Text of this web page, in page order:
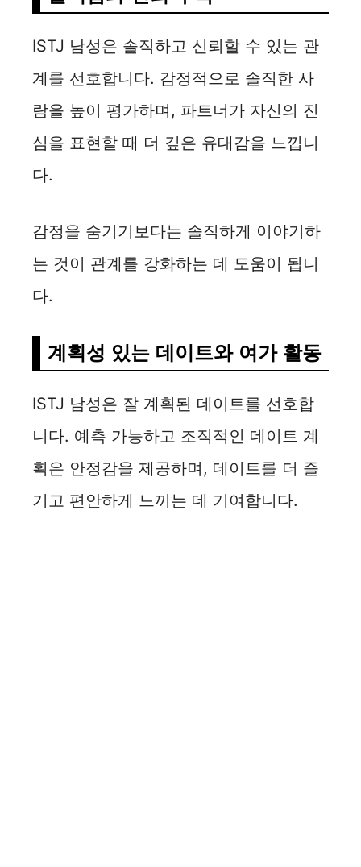
ISTJ 남성은 솔직하고 신뢰할 수 있는 관
계를 선호합니다. 감정적으로 솔직한 사
람을 높이 평가하며, 파트너가 자신의 진
심을 표현할 때 더 깊은 유대감을 느낍니
다.
감정을 숨기기보다는 솔직하게 이야기하
는 것이 관계를 강화하는 데 도움이 됩니
다.
계획성 있는 데이트와 여가 활동
ISTJ 남성은 잘 계획된 데이트를 선호합
니다. 예측 가능하고 조직적인 데이트 계
획은 안정감을 제공하며, 데이트를 더 즐
기고 편안하게 느끼는 데 기여합니다.